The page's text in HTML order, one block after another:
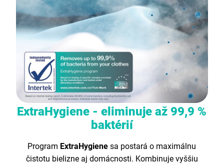
ExtraHygiene - eliminuje až 99,9 %
baktérií
Program ExtraHygienesa postará o maximálnu
čistotu bielizne aj domácnosti. Kombinuje vyššiu